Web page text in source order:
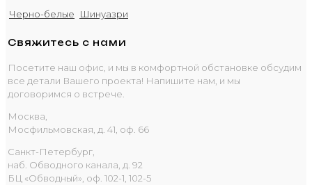
Черно-белые
Шинуазри
Свяжитесь с нами
Посетите наш офис, и мы в комфортной обстановке обсудим
все детали Вашего проекта! Напишите нам, и мы
договоримся о встрече.
Москва,
Мосфильмовская, д. 41, оф. 66
Санкт-Петербург,
наб. Обводного канала, д. 92
БЦ «Обводный», оф. 102-1, 102-5